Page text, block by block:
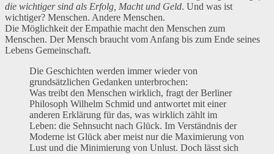
die wichtiger sind als Erfolg, Macht und Geld. Und was ist
wichtiger? Menschen. Andere Menschen.
Die Möglichkeit der Empathie macht den Menschen zum
Menschen. Der Mensch braucht vom Anfang bis zum Ende seines
Lebens Gemeinschaft.
Die Geschichten werden immer wieder von
grundsätzlichen Gedanken unterbrochen:
Was treibt den Menschen wirklich, fragt der Berliner
Philosoph Wilhelm Schmid und antwortet mit einer
anderen Erklärung für das, was wirklich zählt im
Leben: die Sehnsucht nach Glück. Im Verständnis der
Moderne ist Glück aber meist nur die Maximierung von
Lust und die Minimierung von Unlust. Doch lässt sich